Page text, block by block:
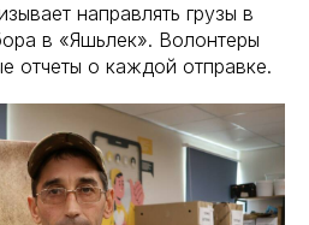
направлять грузы в
в «Яшьлек». Волонтеры
отчеты о каждой отправке.